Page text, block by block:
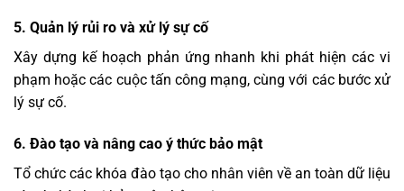
5. Quản lý rủi ro và xử lý sự cố
Xây dựng kế hoạch phản ứng nhanh khi phát hiện các vi
phạm hoặc các cuộc tấn công mạng, cùng với các bước xử
lý sự cố.
6. Đào tạo và nâng cao ý thức bảo mật
Tổ chức các khóa đào tạo cho nhân viên về an toàn dữ liệu